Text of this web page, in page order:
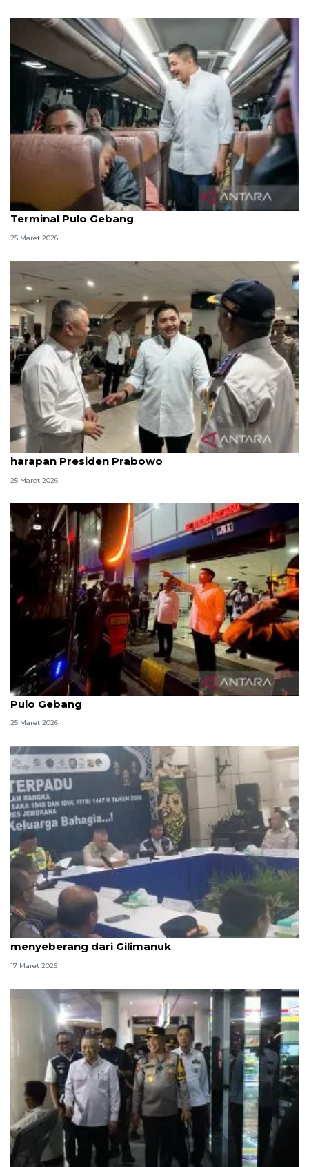
Seskab dan Menhub tinjau puncak arus balik di
Terminal Pulo Gebang
25 Maret 2026
Seskab Teddy sebut angkutan Lebaran sesuai
harapan Presiden Prabowo
25 Maret 2026
Menhub dan Seskab pantau arus balik di Terminal
Pulo Gebang
25 Maret 2026
Menhub: Kendaraan penumpang prioritas
menyeberang dari Gilimanuk
17 Maret 2026